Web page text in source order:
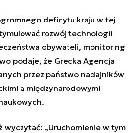
deficytu kraju w tej
rozwój technologii
obywateli, monitoring
podaje, że Grecka Agencja
przez państwo nadajników
a międzynarodowymi
wyczytać: „Uruchomienie w tym